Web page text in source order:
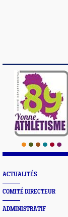
ACTUALITÉS
COMITÉ DIRECTEUR
ADMINISTRATIF